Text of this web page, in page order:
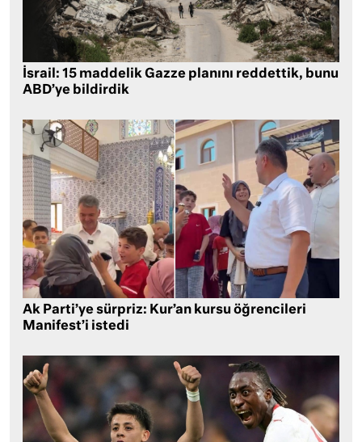
İsrail: 15 maddelik Gazze planını reddettik, bunu
ABD’ye bildirdik
Ak Parti’ye sürpriz: Kur’an kursu öğrencileri
Manifest’i istedi